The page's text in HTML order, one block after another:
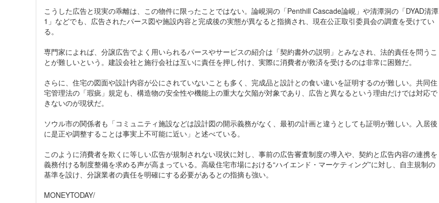
こうした広告と現実の乖離は、この物件に限ったことではない。論峴洞の「Penthill Cascade論峴」や清潭洞の「DYAD清潭
1」などでも、広告されたパース図や施設内容と完成後の実態が異なると指摘され、現在公正取引委員会の調査を受けてい
る。
専門家によれば、分譲広告でよく用いられるパースやサービスの紹介は「契約書外の説明」とみなされ、法的責任を問うこ
とが難しいという。建設会社と施行会社は互いに責任を押し付け、実際に消費者が救済を受けるのは非常に困難だ。
さらに、住宅の図面や設計内容が公にされていないことも多く、完成品と設計との食い違いを証明するのが難しい。共同住
宅管理法の「瑕疵」規定も、構造物の安全性や機能上の重大な欠陥が対象であり、広告と異なるという理由だけでは対応で
きないのが現状だ。
ソウル市の関係者も「コミュニティ施設などは設計図の開示義務がなく、最初の計画と違うとしても証明が難しい。入居後
に是正や調整することは事実上不可能に近い」と述べている。
このように消費者を欺くに等しい広告が規制されない現状に対し、事前の広告審査制度の導入や、契約と広告内容の連携を
義務付ける制度整備を求める声が高まっている。高級住宅市場における“ハイエンド・マーケティング”に対し、自主規制の
基準を設け、分譲業者の責任を明確にする必要があるとの指摘も強い。
MONEYTODAY/